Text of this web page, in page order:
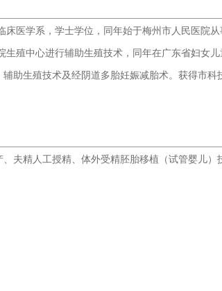
医学系，学士学位，同年始于梅州市人民医院
生殖中心进行辅助生殖技术，同年在广东省妇女
助生殖技术及经阴道多胎妊娠减胎术。获得市
夫精人工授精、体外受精胚胎移植（试管婴儿）